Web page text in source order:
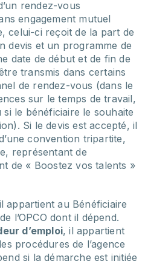
rendez-vous
engagement mutuel
celui-ci reçoit de la part de
devis et un programme de
date de début et de fin de
transmis dans certains
de rendez-vous (dans le
sur le temps de travail,
si le bénéficiaire le souhaite
Si le devis est accepté, il
convention tripartite,
représentant de
de « Boostez vos talents »
appartient au Bénéficiaire
l’OPCO dont il dépend.
d’emploi, il appartient
procédures de l’agence
si la démarche est initiée